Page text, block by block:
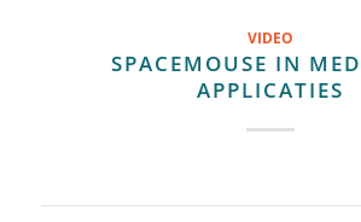
VIDEO
SPACEMOUSE IN
APPLICATIES